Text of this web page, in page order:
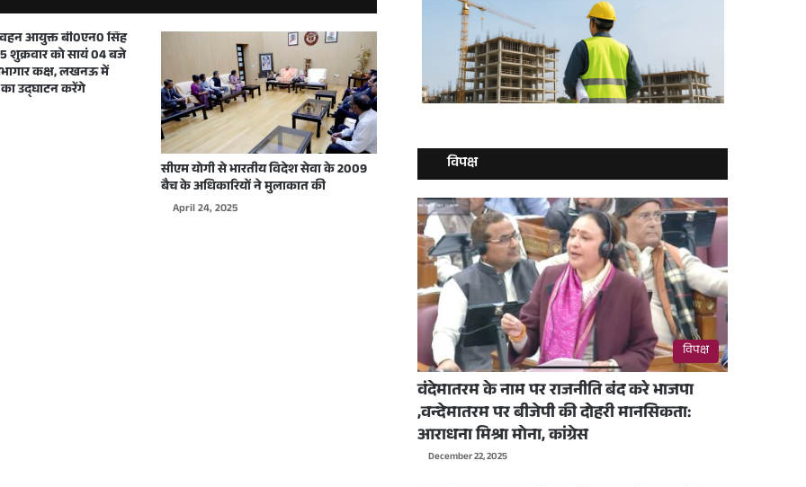
मुख्यमंत्री ने शारदीय नवरात्रि में महाअष्टमी एवं महानवमी के अवसर पर प्रदेशवासियों को हार्दिक बधाई और शुभकामनाएं दीं
दिल्ली में WJAI द्वारा आयोजित होने वाले कार्यक्रम के लिए उत्तर प्रदेश के मुख्यमंत्री योगी आदित्यनाथ को दिया गया आमंत्रण
आयुक्त बी0एन0 सिंह
शुक्रवार को सायं 04 बजे
कक्ष, लखनऊ में
उद्घाटन करेंगे
सीएम योगी से भारतीय विदेश सेवा के 2009
बैच के अधिकारियों ने मुलाकात की
April 24, 2025
विपक्ष
विपक्ष
वंदेमातरम के नाम पर राजनीति बंद करे भाजपा
,वन्देमातरम पर बीजेपी की दोहरी मानसिकता:
आराधना मिश्रा मोना, कांग्रेस
December 22, 2025